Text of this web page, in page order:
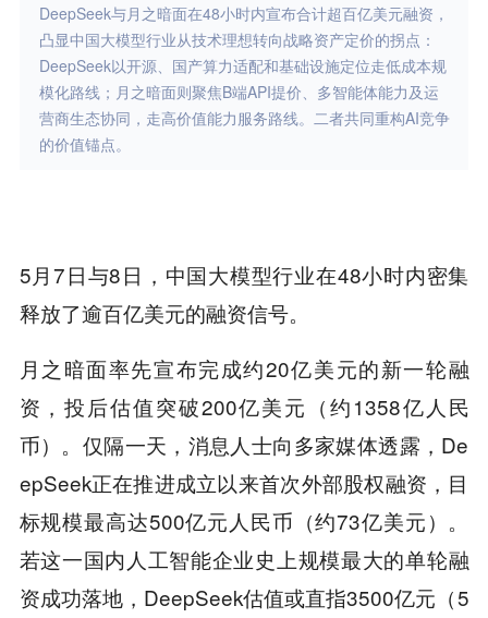
DeepSeek与月之暗面在48小时内宣布合计超百亿美元融资，
凸显中国大模型行业从技术理想转向战略资产定价的拐点：
DeepSeek以开源、国产算力适配和基础设施定位走低成本规
模化路线；月之暗面则聚焦B端API提价、多智能体能力及运
营商生态协同，走高价值能力服务路线。二者共同重构AI竞争
的价值锚点。
5月7日与8日，中国大模型行业在48小时内密集
释放了逾百亿美元的融资信号。
月之暗面率先宣布完成约20亿美元的新一轮融
资，投后估值突破200亿美元（约1358亿人民
币）。仅隔一天，消息人士向多家媒体透露，De
epSeek正在推进成立以来首次外部股权融资，目
标规模最高达500亿元人民币（约73亿美元）。
若这一国内人工智能企业史上规模最大的单轮融
资成功落地，DeepSeek估值或直指3500亿元（5